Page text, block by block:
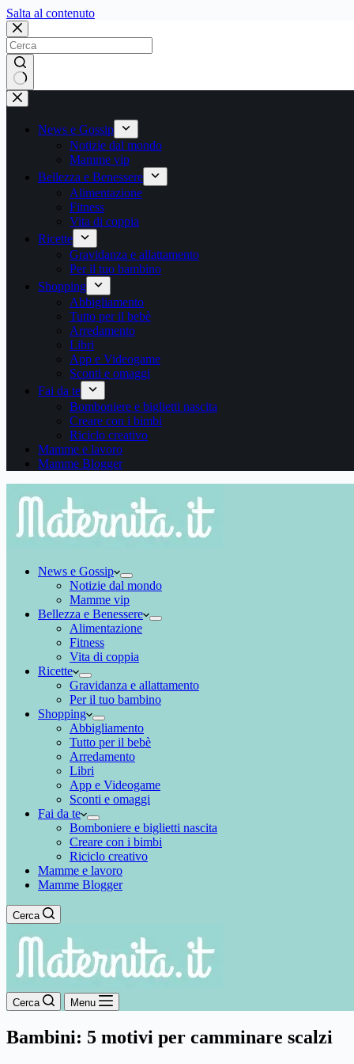
Salta al contenutoSalta
contenuto
Nessun
risultato
News e Gossip
Notizie dal mondo
Mamme vip
Bellezza e Benessere
Alimentazione
Fitness
Vita di coppia
Ricette
Gravidanza e allattamento
Per il tuo bambino
Shopping
Abbigliamento
Tutto per il bebè
Arredamento
Libri
App e Videogame
Sconti e omaggi
Fai da te
Bomboniere e biglietti nascita
Creare con i bimbi
Riciclo creativo
Mamme e lavoro
Mamme Blogger
News e Gossip
Notizie dal mondo
Mamme vip
Bellezza e Benessere
Alimentazione
Fitness
Vita di coppia
Ricette
Gravidanza e allattamento
Per il tuo bambino
Shopping
Abbigliamento
Tutto per il bebè
Arredamento
Libri
App e Videogame
Sconti e omaggi
Fai da te
Bomboniere e biglietti nascita
Creare con i bimbi
Riciclo creativo
Mamme e lavoro
Mamme Blogger
Cerca
Cerca Menu
Bambini: 5 motivi per camminare scalzi